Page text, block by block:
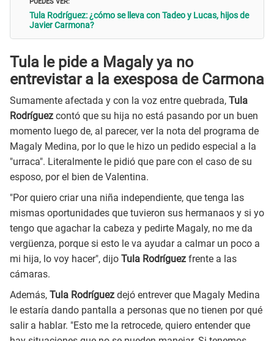
Tula Rodríguez: ¿cómo se lleva con Tadeo y Lucas, hijos de
Javier Carmona?
Tula le pide a Magaly ya no
entrevistar a la exesposa de Carmona
Sumamente afectada y con la voz entre quebrada, Tula
Rodríguez contó que su hija no está pasando por un buen
momento luego de, al parecer, ver la nota del programa de
Magaly Medina, por lo que le hizo un pedido especial a la
"urraca". Literalmente le pidió que pare con el caso de su
esposo, por el bien de Valentina.
"Por quiero criar una niña independiente, que tenga las
mismas oportunidades que tuvieron sus hermanaos y si yo
tengo que agachar la cabeza y pedirte Magaly, no me da
vergüenza, porque si esto le va ayudar a calmar un poco a
mi hija, lo voy hacer", dijo Tula Rodríguez frente a las
cámaras.
Además, Tula Rodríguez dejó entrever que Magaly Medina
le estaría dando pantalla a personas que no tienen por qué
salir a hablar. "Esto me la retrocede, quiero entender que